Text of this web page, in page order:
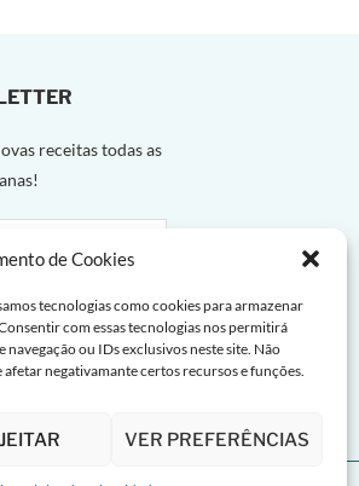
de Cookies
tecnologias como cookies para armazenar
com essas tecnologias nos permitirá
ou IDs exclusivos neste site. Não
negativamante certos recursos e funções.
VER PREFERÊNCIAS
receitas todas as